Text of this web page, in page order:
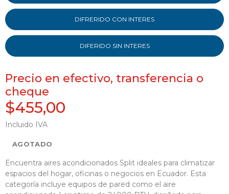
DIFRERIDO CON INTERES
DIFERIDO SIN INTERES
Precio en efectivo, transferencia o
cheque
$455,00
Incluido IVA
AGOTADO
Encuentra aires acondicionados Split ideales para climatizar
espacios del hogar, oficinas o negocios en Ecuador. Esta
categoría incluye equipos de pared como el aire